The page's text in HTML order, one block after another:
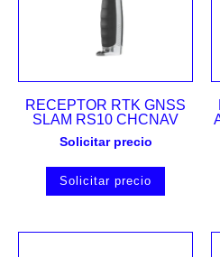
RECEPTOR RTK GNSS
SLAM RS10 CHCNAV
Solicitar precio
Solicitar precio